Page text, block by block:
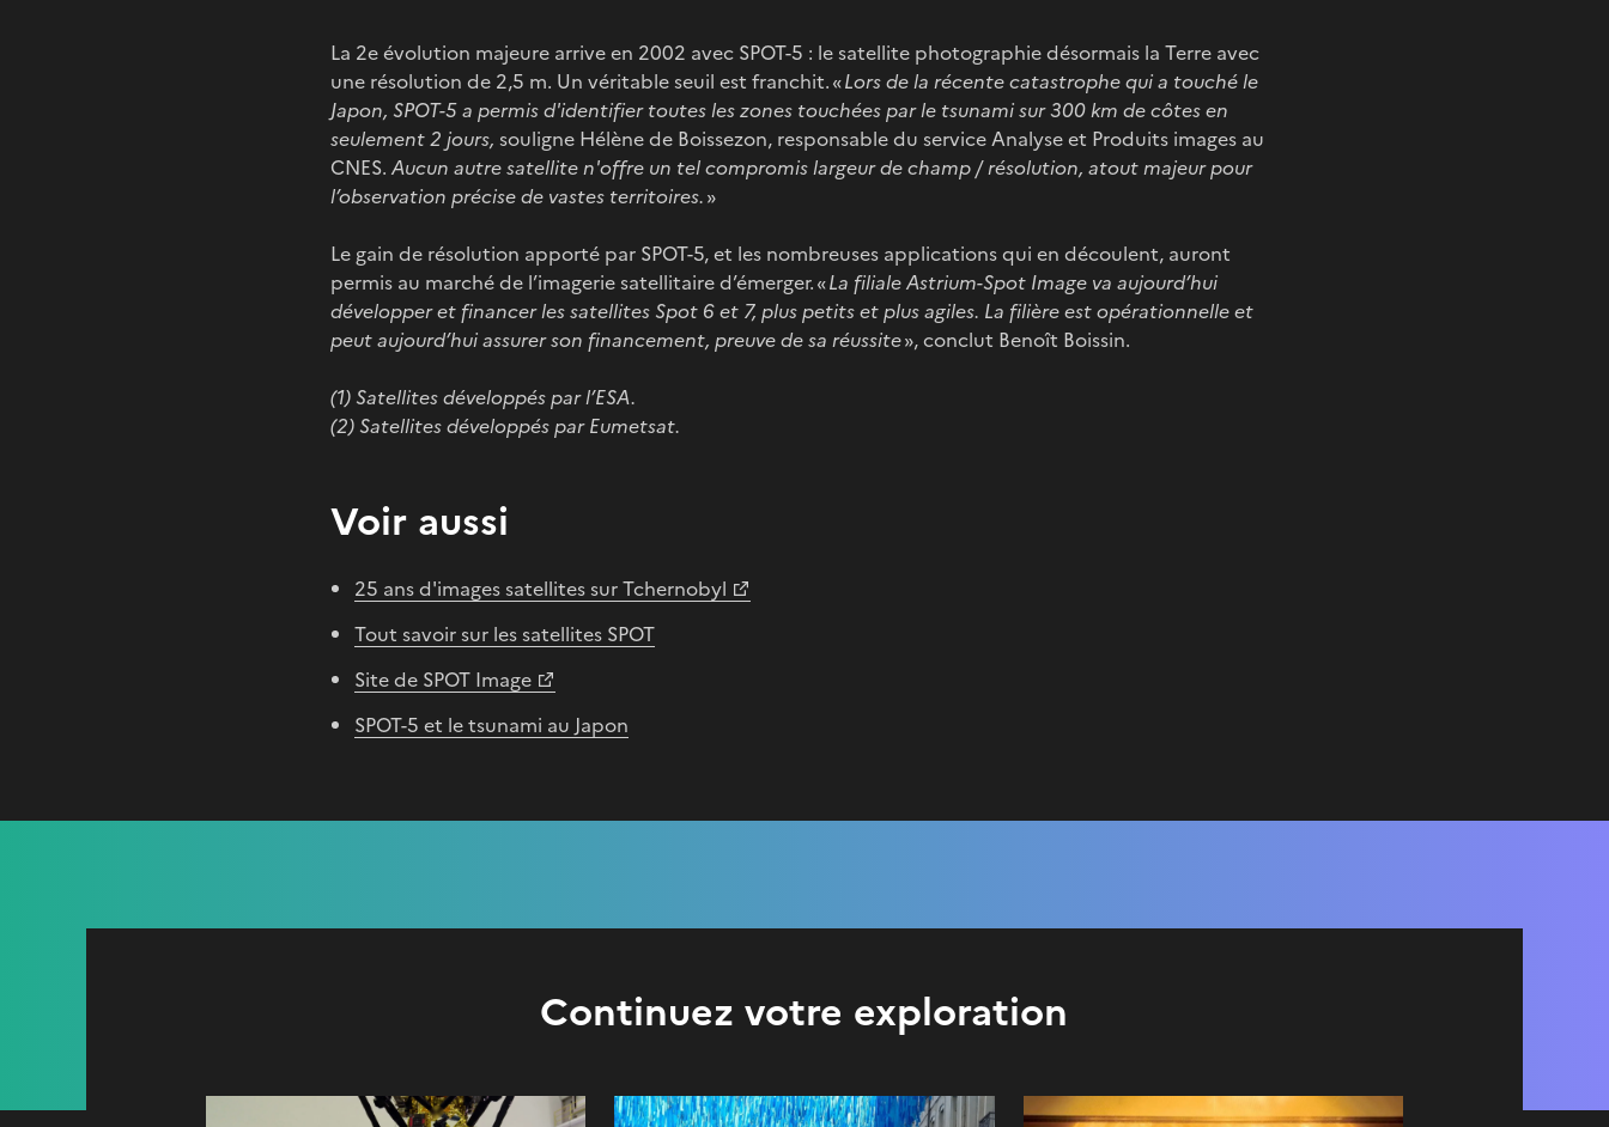
La 2e évolution majeure arrive en 2002 avec SPOT-5 : le satellite photographie désormais la Terre avec
une résolution de 2,5 m. Un véritable seuil est franchit. «Lors de la récente catastrophe qui a touché le
Japon, SPOT-5 a permis d'identifier toutes les zones touchées par le tsunami sur 300 km de côtes en
seulement 2 jours, souligne Hélène de Boissezon, responsable du service Analyse et Produits images au
CNES. Aucun autre satellite n'offre un tel compromis largeur de champ / résolution, atout majeur pour
l’observation précise de vastes territoires.»
Le gain de résolution apporté par SPOT-5, et les nombreuses applications qui en découlent, auront
permis au marché de l’imagerie satellitaire d’émerger. «La filiale Astrium-Spot Image va aujourd’hui
développer et financer les satellites Spot 6 et 7, plus petits et plus agiles. La filière est opérationnelle et
peut aujourd’hui assurer son financement, preuve de sa réussite», conclut Benoît Boissin.
(1) Satellites développés par l’ESA.
(2) Satellites développés par Eumetsat.
Voir aussi
25 ans d'images satellites sur Tchernobyl
Tout savoir sur les satellites SPOT
Site de SPOT Image
SPOT-5 et le tsunami au Japon
Continuez votre exploration